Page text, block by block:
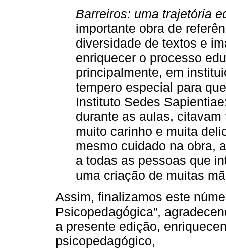
Barreiros: uma trajetória
importante obra de
diversidade de textos e
enriquecer o processo
principalmente, em
tempero especial para
Instituto Sedes
durante as aulas,
muito carinho e muita
mesmo cuidado na obra,
a todas as pessoas que
uma criação de muitas
Assim, finalizamos este
Psicopedagógica”,
a presente edição,
psicopedagógico,